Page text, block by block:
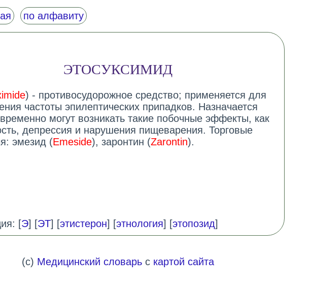
по алфавиту
ЭТОСУКСИМИД
) - противосудорожное средство; применяется для
частоты эпилептических припадков. Назначается
могут возникать такие побочные эффекты, как
депрессия и нарушения пищеварения. Торговые
эмезид (Emeside), заронтин (Zarontin).
[Э] [ЭТ] [этистерон] [этнология] [этопозид]
(c) Медицинский словарьс картой сайта